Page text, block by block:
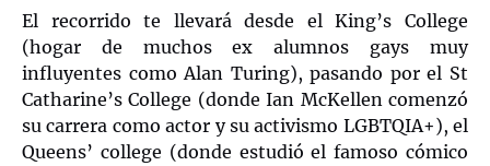
El recorrido te llevará desde el King’s College
(hogar de muchos ex alumnos gays muy
influyentes como Alan Turing), pasando por el St
Catharine’s College (donde Ian McKellen comenzó
su carrera como actor y su activismo LGBTQIA+), el
Queens’ college (donde estudió el famoso cómico